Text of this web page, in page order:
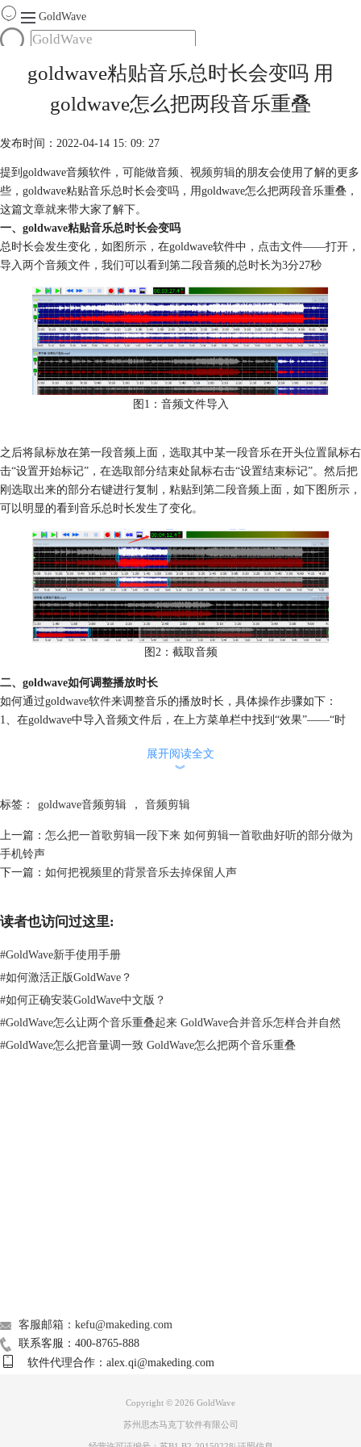
GoldWave
购买
goldwave粘贴音乐总时长会变吗 用
goldwave怎么把两段音乐重叠
发布时间：2022-04-14 15: 09: 27
提到goldwave音频软件，可能做音频、 视频剪辑的朋友会使用了解的更多
些，goldwave粘贴音乐总时长会变吗，用goldwave怎么把两段音乐重叠，
这篇文章就来带大家了解下。
一、goldwave粘贴音乐总时长会变吗
总时长会发生变化，如图所示，在goldwave软件中，点击文件——打开，
导入两个音频文件，我们可以看到第二段音频的总时长为3分27秒
图1：音频文件导入
之后将鼠标放在第一段音频上面，选取其中某一段音乐在开头位置鼠标右
击“设置开始标记”，在选取部分结束处鼠标右击“设置结束标记”。然后把
刚选取出来的部分右键进行复制，粘贴到第二段音频上面，如下图所示，
可以明显的看到音乐总时长发生了变化。
图2：截取音频
二、goldwave如何调整播放时长
如何通过goldwave软件来调整音乐的播放时长，具体操作步骤如下：
1、在goldwave中导入音频文件后，在上方菜单栏中找到“效果”——“时
图3：时间图标
2、根据“变化”来调整时间长短，鼠标往左拖拽，可以延长音频的播放时
长；反之，往右拖拽则可以缩减音频的播放时长。
展开阅读全文
︾
标签： goldwave音频剪辑 ， 音频剪辑
上一篇： 怎么把一首歌剪辑一段下来 如何剪辑一首歌曲好听的部分做为
手机铃声
下一篇： 如何把视频里的背景音乐去掉保留人声
读者也访问过这里:
#GoldWave新手使用手册
#如何激活正版GoldWave？
#如何正确安装GoldWave中文版？
#GoldWave怎么让两个音乐重叠起来 GoldWave合并音乐怎样合并自然
#GoldWave怎么把音量调一致 GoldWave怎么把两个音乐重叠
客服邮箱：kefu@makeding.com
联系客服：400-8765-888
软件代理合作：alex.qi@makeding.com
Copyright © 2026 GoldWave
苏州思杰马克丁软件有限公司